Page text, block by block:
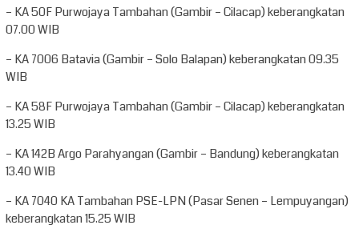
– KA 50F Purwojaya Tambahan (Gambir – Cilacap) keberangkatan
07.00 WIB
– KA 7006 Batavia (Gambir – Solo Balapan) keberangkatan 09.35
WIB
– KA 58F Purwojaya Tambahan (Gambir – Cilacap) keberangkatan
13.25 WIB
– KA 142B Argo Parahyangan (Gambir – Bandung) keberangkatan
13.40 WIB
– KA 7040 KA Tambahan PSE-LPN (Pasar Senen – Lempuyangan)
keberangkatan 15.25 WIB